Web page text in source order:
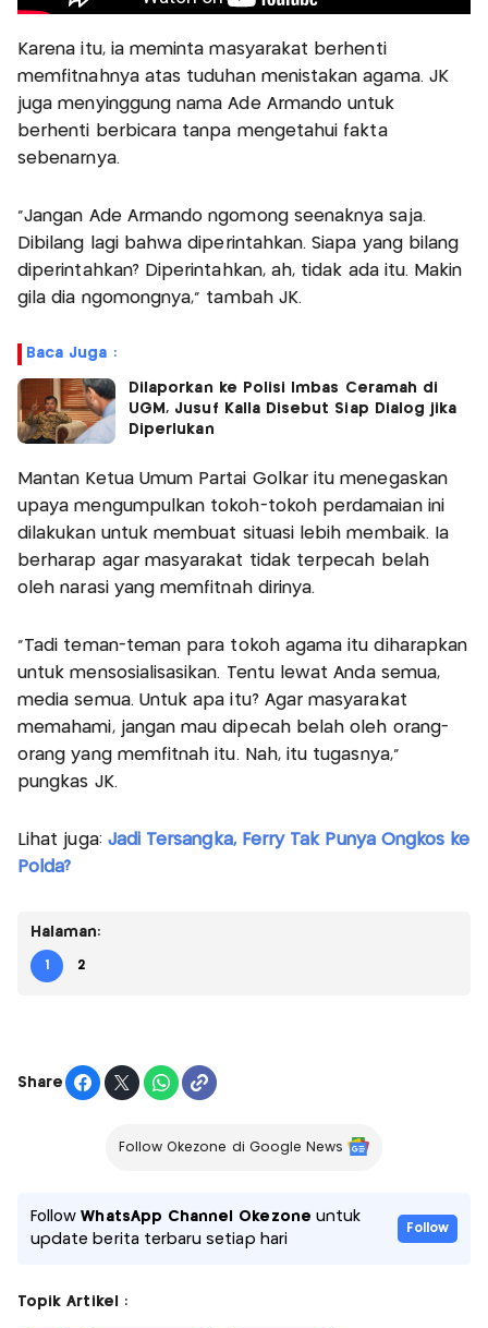
Karena itu, ia meminta masyarakat berhenti
memfitnahnya atas tuduhan menistakan agama. JK
juga menyinggung nama Ade Armando untuk
berhenti berbicara tanpa mengetahui fakta
sebenarnya.
"Jangan Ade Armando ngomong seenaknya saja.
Dibilang lagi bahwa diperintahkan. Siapa yang bilang
diperintahkan? Diperintahkan, ah, tidak ada itu. Makin
gila dia ngomongnya," tambah JK.
Baca Juga :
Dilaporkan ke Polisi Imbas Ceramah di
UGM, Jusuf Kalla Disebut Siap Dialog jika
Diperlukan
Mantan Ketua Umum Partai Golkar itu menegaskan
upaya mengumpulkan tokoh-tokoh perdamaian ini
dilakukan untuk membuat situasi lebih membaik. Ia
berharap agar masyarakat tidak terpecah belah
oleh narasi yang memfitnah dirinya.
"Tadi teman-teman para tokoh agama itu diharapkan
untuk mensosialisasikan. Tentu lewat Anda semua,
media semua. Untuk apa itu? Agar masyarakat
memahami, jangan mau dipecah belah oleh orang-
orang yang memfitnah itu. Nah, itu tugasnya,"
pungkas JK.
Lihat juga: Jadi Tersangka, Ferry Tak Punya Ongkos ke
Polda?
Halaman:
1 2
Share
Follow Okezone di Google News
FollowWhatsApp Channel Okezone untuk
update berita terbaru setiap hari
Follow
Topik Artikel :